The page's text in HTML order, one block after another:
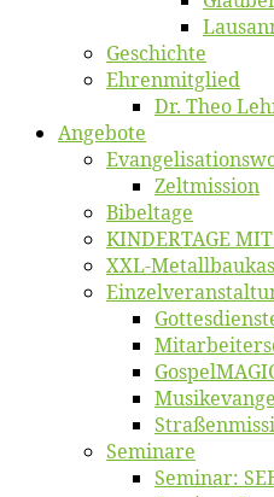
Ge­schich­te
Eh­ren­mit­glied
Dr. Theo
An­ge­bo­te
Zelt­mis­si­on
Bi­bel­ta­ge
KINDERTAGE
XXL-
Se­mi­na­re
Se­mi­nar: